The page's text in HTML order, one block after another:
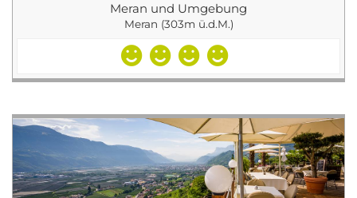
Meran und Umgebung
Meran (303m ü.d.M.)